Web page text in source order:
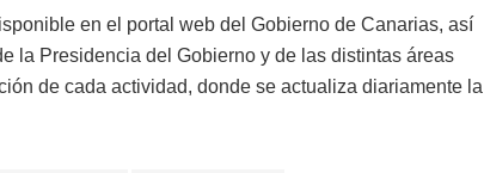
en el portal web del Gobierno de Canarias, así
la Presidencia del Gobierno y de las distintas áreas
de cada actividad, donde se actualiza diariamente la